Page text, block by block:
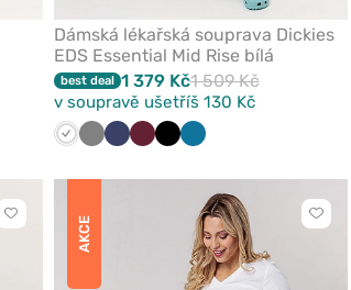
Dámská lékařská souprava Dickies
EDS Essential Mid Rise bílá
best deal 1 379 Kč1 509 Kč
v soupravě ušetříš 130 Kč
Bílá ŠedáNámořnická
Třešňová
ČernáKaraibsky
Kliknutím
AKCE